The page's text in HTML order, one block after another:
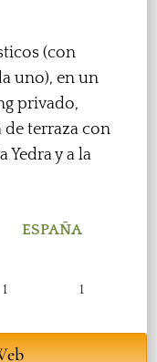
(con
uno), en un
privado,
de terraza con
Yedra y a la
ESPAÑA
1 1